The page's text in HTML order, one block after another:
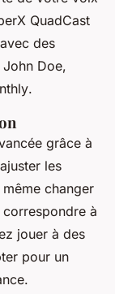
QuadCast
des
Doe,
.
grâce à
les
changer
à
jouer à des
pour un